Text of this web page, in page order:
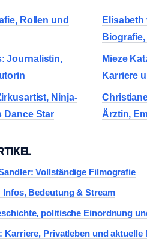
Rollen und
Journalistin,
Mieze
Karriere
Ninja-
Dance Star
Ärztin,
Vollständige Filmografie
Infos, Bedeutung & Stream
politische Einordnung
Karriere, Privatleben und aktuelle